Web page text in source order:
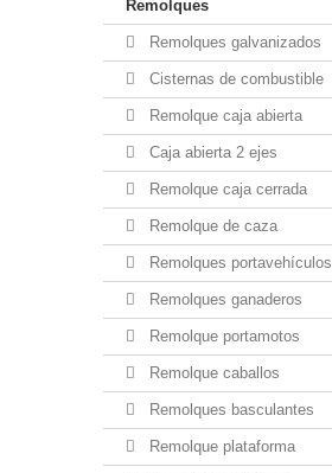
Remolques
Remolques galvanizados
Cisternas de combustible
Remolque caja abierta
Caja abierta 2 ejes
Remolque caja cerrada
Remolque de caza
Remolques portavehículos
Remolques ganaderos
Remolque portamotos
Remolque caballos
Remolques basculantes
Remolque plataforma